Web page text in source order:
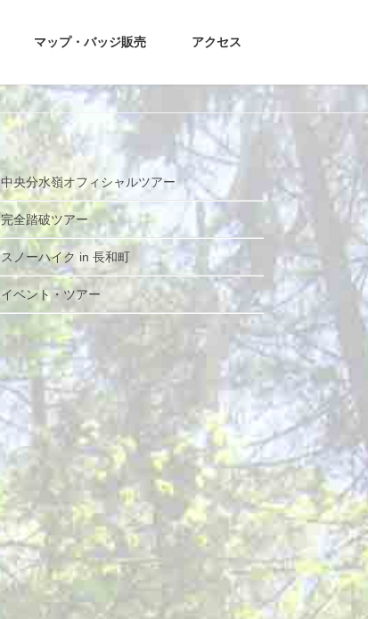
マップ・バッジ販売 アクセス
中央分水嶺オフィシャルツアー
完全踏破ツアー
スノーハイク in 長和町
イベント・ツアー